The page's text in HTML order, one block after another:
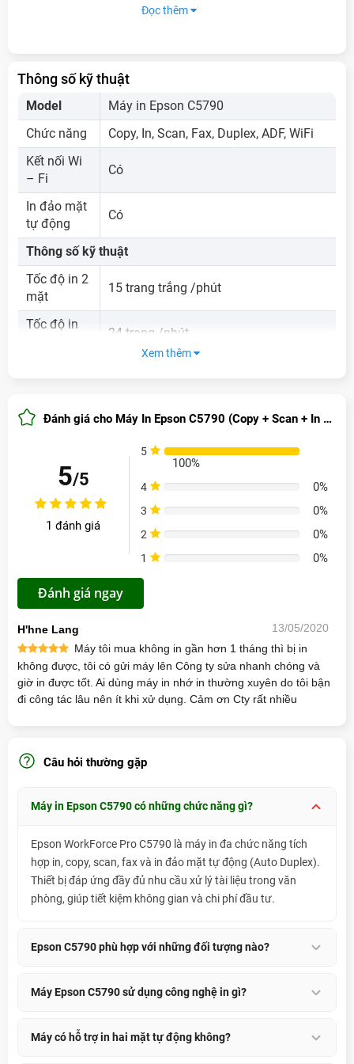
In 2 mặt tự động
Tiết kiệm giấy, gọn thao tác
Lên đến 24 trang/phút
Kết nối tiện lợi
WiFi, chia sẻ dễ dàng
Tổng Quan Máy In Epson C5790
Máy In Epson C5790
tự động và Fax
. Máy có khả năng xử lý tài liệu
liên tục nhờ bộ nạp bản gốc tự động ADF lên
đến 50 tờ, giúp tiết kiệm thời gian cho văn
phòng có nhu cầu in ấn thường xuyên.
C5790 giúp doanh nghiệp tối ưu chi phí in
sắc hài hòa và bền màu theo thời gian.
Xem thêm: Máy In Epson L1800
Đạt
Bảng giá dưới đây giúp khách hàng dễ chọn
Đọc thêm
Thông số kỹ thuật
Model
Máy in Epson C5790
Chức năng
Copy, In, Scan, Fax, Duplex, ADF, WiFi
Kết nối Wi
– Fi
Có
In đảo mặt
tự động
Có
Thông số kỹ thuật
Tốc độ in 2
mặt
15 trang trắng /phút
Tốc độ in
24 trang /phút
tối đa
T902 Black, Cyan, Magenta, Yellow
Độ phân
giải
Độ phân
1200 x 2400 dpi
Loại máy
Scan
Sao chụp
liên tục
Khay tự
động
250 tờ
Kết nối
USB, Ethernet, Wi-Fi IEEE 802.11b/g/n,
Hệ điều
Windows 10 / 8.1 / 8 / 7, Vista, Xp,
Kích thước
425 x 535 x 357mm
Trọng
lượng
12.8 Kg
Xem thêm
Đánh giá cho Máy In Epson C5790 (Copy + Scan + In 2 Mặt Đảo Tự Động + Fax)
5/5
1 đánh giá
5 100%
100%
4 0%
3 0%
2 0%
1 0%
Đánh giá ngay
H'hne Lang
13/05/2020
Máy tôi mua không in gần hơn 1 tháng thì bị in
không được, tôi có gửi máy lên Công ty sửa nhanh chóng và
giờ in được tốt. Ai dùng máy in nhớ in thường xuyên do tôi bận
đi công tác lâu nên ít khi xử dụng. Cảm ơn Cty rất nhiều
Câu hỏi thường gặp
Máy in Epson C5790 có những chức năng gì?
Epson WorkForce Pro C5790 là máy in đa chức năng tích
hợp in, copy, scan, fax và in đảo mặt tự động (Auto Duplex).
Thiết bị đáp ứng đầy đủ nhu cầu xử lý tài liệu trong văn
phòng, giúp tiết kiệm không gian và chi phí đầu tư.
Epson C5790 phù hợp với những đối tượng nào?
Máy phù hợp với doanh nghiệp, văn phòng, ngân hàng,
mỗi ngày.
Máy Epson C5790 sử dụng công nghệ in gì?
Máy sử dụng công nghệ in phun PrecisionCore Heat-Free
Máy có hỗ trợ in hai mặt tự động không?